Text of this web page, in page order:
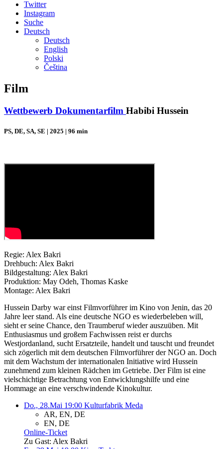
Twitter
Instagram
Suche
Deutsch
Deutsch
English
Polski
Čeština
Film
Wettbewerb Dokumentarfilm Habibi Hussein
PS, DE, SA, SE | 2025 | 96 min
Regie: Alex Bakri
Drehbuch: Alex Bakri
Bildgestaltung: Alex Bakri
Produktion: May Odeh, Thomas Kaske
Montage: Alex Bakri
Hussein Darby war einst Filmvorführer im Kino von Jenin, das 20
Jahre leer stand. Als eine deutsche NGO es wiederbeleben will,
sieht er seine Chance, den Traumberuf wieder auszuüben. Mit
Enthusiasmus und großem Fachwissen reist er durchs
Westjordanland, sucht Ersatzteile, handelt und tauscht und freundet
sich zögerlich mit dem deutschen Filmvorführer der NGO an. Doch
mit dem Wachstum der internationalen Initiative wird Hussein
zunehmend zum kleinen Rädchen im Getriebe. Der Film ist eine
vielschichtige Betrachtung von Entwicklungshilfe und eine
Hommage an eine verschwindende Kinokultur.
Do., 28.Mai 19:00 Kulturfabrik Meda
AR, EN, DE
EN, DE
Online-Ticket
Zu Gast: Alex Bakri